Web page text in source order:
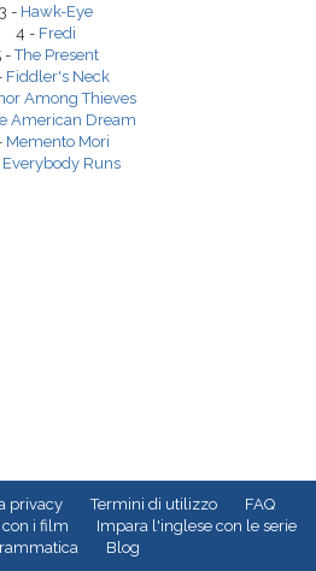
3 - Hawk-Eye
4 - Fredi
-The Present
Fiddler's Neck
Among Thieves
American Dream
Memento Mori
Everybody Runs
privacy Termini di utilizzo
FAQ
i film
Impara l'inglese con le serie
Blog